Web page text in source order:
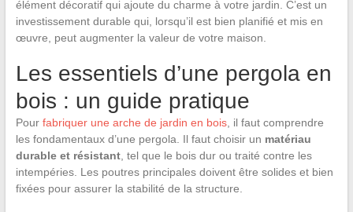
élément décoratif qui ajoute du charme à votre jardin. C’est un
investissement durable qui, lorsqu’il est bien planifié et mis en
œuvre, peut augmenter la valeur de votre maison.
Les essentiels d’une pergola en
bois : un guide pratique
Pour fabriquer une arche de jardin en bois, il faut comprendre
les fondamentaux d’une pergola. Il faut choisir un matériau
durable et résistant, tel que le bois dur ou traité contre les
intempéries. Les poutres principales doivent être solides et bien
fixées pour assurer la stabilité de la structure.